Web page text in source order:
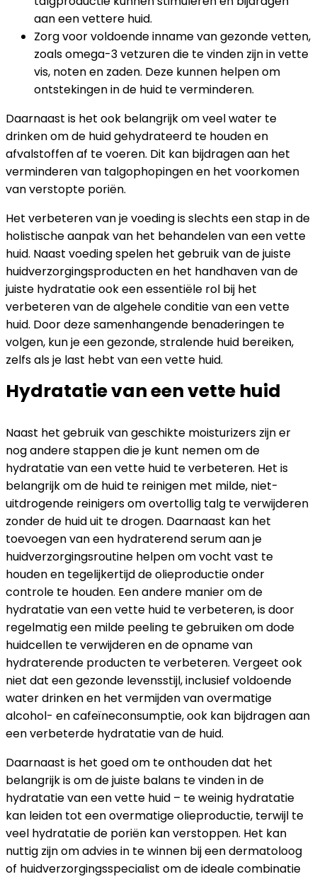
aan een vettere huid.
Zorg voor voldoende inname van gezonde vetten,
zoals omega-3 vetzuren die te vinden zijn in vette
vis, noten en zaden. Deze kunnen helpen om
ontstekingen in de huid te verminderen.
Daarnaast is het ook belangrijk om veel water te
drinken om de huid gehydrateerd te houden en
afvalstoffen af te voeren. Dit kan bijdragen aan het
verminderen van talgophopingen en het voorkomen
van verstopte poriën.
Het verbeteren van je voeding is slechts een stap in de
holistische aanpak van het behandelen van een vette
huid. Naast voeding spelen het gebruik van de juiste
huidverzorgingsproducten en het handhaven van de
juiste hydratatie ook een essentiële rol bij het
verbeteren van de algehele conditie van een vette
huid. Door deze samenhangende benaderingen te
volgen, kun je een gezonde, stralende huid bereiken,
zelfs als je last hebt van een vette huid.
Hydratatie van een vette huid
Naast het gebruik van geschikte moisturizers zijn er
nog andere stappen die je kunt nemen om de
hydratatie van een vette huid te verbeteren. Het is
belangrijk om de huid te reinigen met milde, niet-
uitdrogende reinigers om overtollig talg te verwijderen
zonder de huid uit te drogen. Daarnaast kan het
toevoegen van een hydraterend serum aan je
huidverzorgingsroutine helpen om vocht vast te
houden en tegelijkertijd de olieproductie onder
controle te houden. Een andere manier om de
hydratatie van een vette huid te verbeteren, is door
regelmatig een milde peeling te gebruiken om dode
huidcellen te verwijderen en de opname van
hydraterende producten te verbeteren. Vergeet ook
niet dat een gezonde levensstijl, inclusief voldoende
water drinken en het vermijden van overmatige
alcohol- en cafeïneconsumptie, ook kan bijdragen aan
een verbeterde hydratatie van de huid.
Daarnaast is het goed om te onthouden dat het
belangrijk is om de juiste balans te vinden in de
hydratatie van een vette huid – te weinig hydratatie
kan leiden tot een overmatige olieproductie, terwijl te
veel hydratatie de poriën kan verstoppen. Het kan
nuttig zijn om advies in te winnen bij een dermatoloog
of huidverzorgingsspecialist om de ideale combinatie